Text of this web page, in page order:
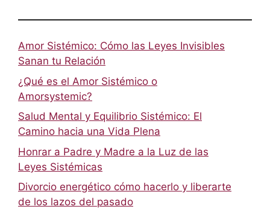
Amor Sistémico: Cómo las Leyes Invisibles
Sanan tu Relación
¿Qué es el Amor Sistémico o
Amorsystemic?
Salud Mental y Equilibrio Sistémico: El
Camino hacia una Vida Plena
Honrar a Padre y Madre a la Luz de las
Leyes Sistémicas
Divorcio energético cómo hacerlo y liberarte
de los lazos del pasado